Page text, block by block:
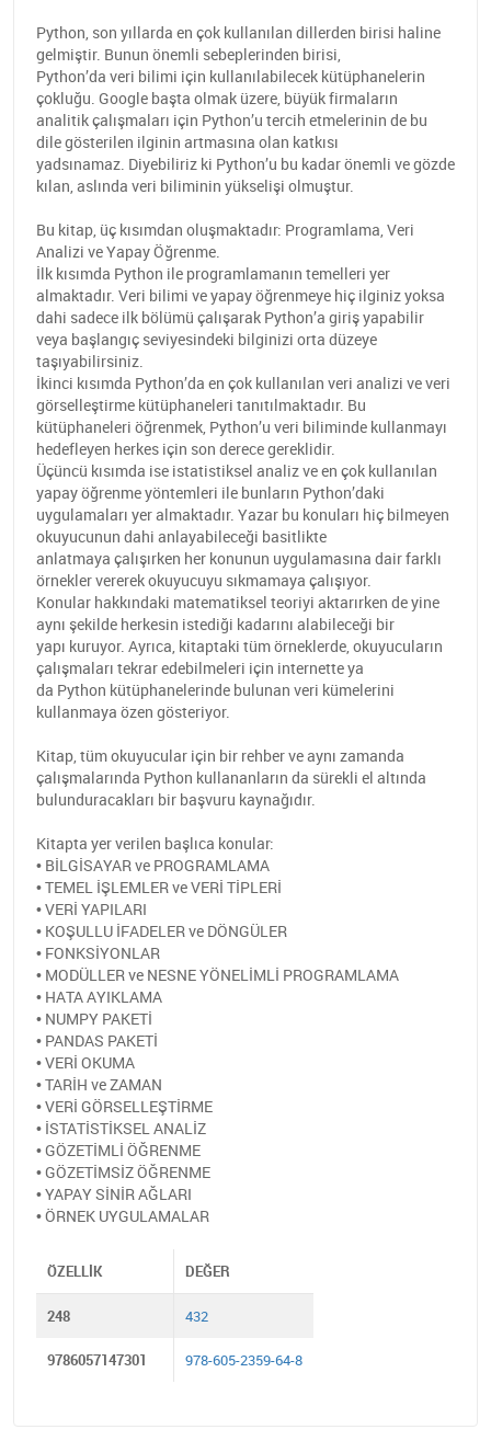
Python, son yıllarda en çok kullanılan dillerden birisi haline
gelmiştir. Bunun önemli sebeplerinden birisi,
Python’da veri bilimi için kullanılabilecek kütüphanelerin
çokluğu. Google başta olmak üzere, büyük firmaların
analitik çalışmaları için Python’u tercih etmelerinin de bu
dile gösterilen ilginin artmasına olan katkısı
yadsınamaz. Diyebiliriz ki Python’u bu kadar önemli ve gözde
kılan, aslında veri biliminin yükselişi olmuştur.
Bu kitap, üç kısımdan oluşmaktadır: Programlama, Veri
Analizi ve Yapay Öğrenme.
İlk kısımda Python ile programlamanın temelleri yer
almaktadır. Veri bilimi ve yapay öğrenmeye hiç ilginiz yoksa
dahi sadece ilk bölümü çalışarak Python’a giriş yapabilir
veya başlangıç seviyesindeki bilginizi orta düzeye
taşıyabilirsiniz.
İkinci kısımda Python’da en çok kullanılan veri analizi ve veri
görselleştirme kütüphaneleri tanıtılmaktadır. Bu
kütüphaneleri öğrenmek, Python’u veri biliminde kullanmayı
hedefleyen herkes için son derece gereklidir.
Üçüncü kısımda ise istatistiksel analiz ve en çok kullanılan
yapay öğrenme yöntemleri ile bunların Python’daki
uygulamaları yer almaktadır. Yazar bu konuları hiç bilmeyen
okuyucunun dahi anlayabileceği basitlikte
anlatmaya çalışırken her konunun uygulamasına dair farklı
örnekler vererek okuyucuyu sıkmamaya çalışıyor.
Konular hakkındaki matematiksel teoriyi aktarırken de yine
aynı şekilde herkesin istediği kadarını alabileceği bir
yapı kuruyor. Ayrıca, kitaptaki tüm örneklerde, okuyucuların
çalışmaları tekrar edebilmeleri için internette ya
da Python kütüphanelerinde bulunan veri kümelerini
kullanmaya özen gösteriyor.
Kitap, tüm okuyucular için bir rehber ve aynı zamanda
çalışmalarında Python kullananların da sürekli el altında
bulunduracakları bir başvuru kaynağıdır.
Kitapta yer verilen başlıca konular:
• BİLGİSAYAR ve PROGRAMLAMA
• TEMEL İŞLEMLER ve VERİ TİPLERİ
• VERİ YAPILARI
• KOŞULLU İFADELER ve DÖNGÜLER
• FONKSİYONLAR
• MODÜLLER ve NESNE YÖNELİMLİ PROGRAMLAMA
• HATA AYIKLAMA
• NUMPY PAKETİ
• PANDAS PAKETİ
• VERİ OKUMA
• TARİH ve ZAMAN
• VERİ GÖRSELLEŞTİRME
• İSTATİSTİKSEL ANALİZ
• GÖZETİMLİ ÖĞRENME
• GÖZETİMSİZ ÖĞRENME
• YAPAY SİNİR AĞLARI
• ÖRNEK UYGULAMALAR
ÖZELLIK DEĞER
248 432
9786057147301 978-605-2359-64-8